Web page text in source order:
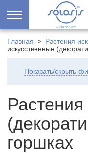
Главная > Растения
искусственные
Показать/скрыть
горшках